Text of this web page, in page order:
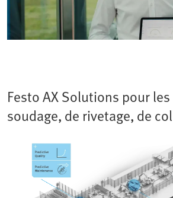
Festo AX Solutions pour
soudage, de rivetage, de